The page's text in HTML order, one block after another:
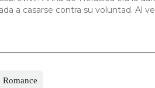
a casarse contra su voluntad. Al
Romance